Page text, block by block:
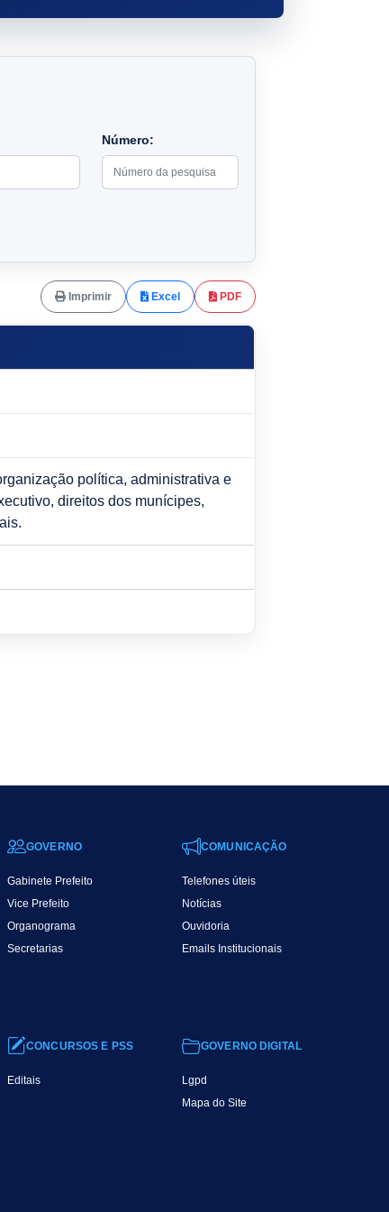
Número:
Imprimir Excel PDF
política, administrativa e
direitos dos munícipes,
GOVERNO
Gabinete Prefeito
Vice Prefeito
Organograma
Secretarias
COMUNICAÇÃO
Telefones úteis
Notícias
Ouvidoria
Emails Institucionais
CONCURSOS E PSS
Editais
GOVERNO DIGITAL
Lgpd
Mapa do Site